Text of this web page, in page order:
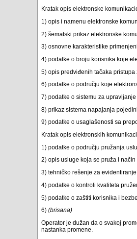
Kratak opis elektronske
1) opis i namenu elektronske
2) šematski prikaz elektronske
3) osnovne karakteristike
4) podatke o broju korisnika koje
5) opis predviđenih tačaka
6) podatke o području koje
7) podatke o sistemu za
8) prikaz sistema napajanja
9) podatke o usaglašenosti sa
Kratak opis elektronskih
1) podatke o području pružanja
2) opis usluge koja se pruža i
3) tehničko rešenje za
4) podatke o kontroli kvaliteta
5) podatke o zaštiti korisnika i
6)(brisana)
Operator je dužan da o svakoj
nastanka promene.